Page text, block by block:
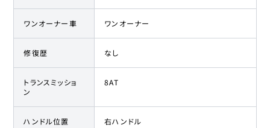
ワンオーナー車 ワンオーナー
修復歴 なし
トランスミッショ
ン
8AT
ハンドル位置 右ハンドル